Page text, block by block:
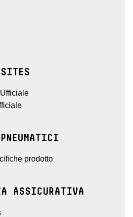
prodotto
ASSICURATIVA